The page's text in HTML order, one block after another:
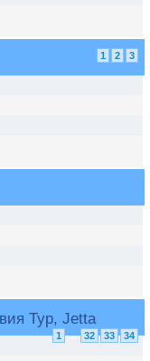
1 2 3
Тур, Jetta
1 ... 32 33
34